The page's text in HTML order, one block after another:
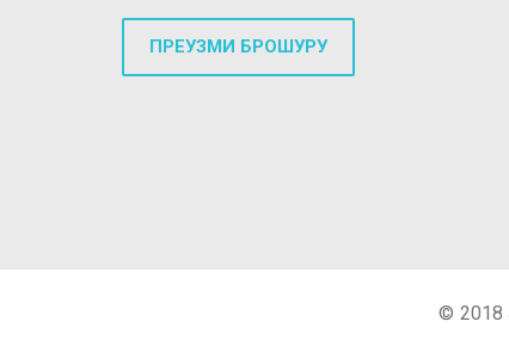
ПРЕУЗМИ БРОШУРУ
© 2018